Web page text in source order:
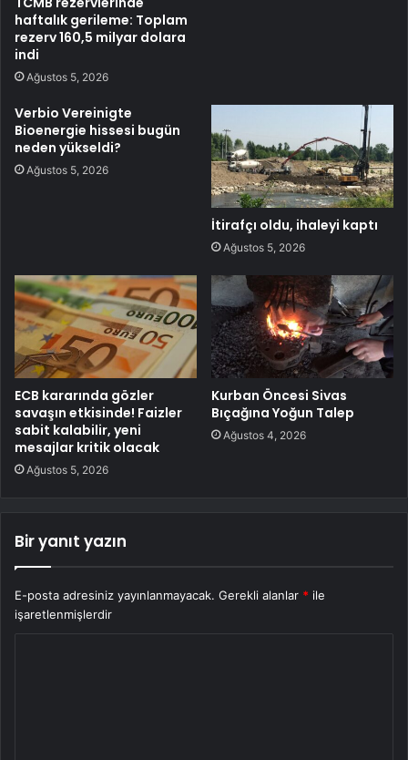
haftalık gerileme: Toplam
rezerv 160,5 milyar dolara
indi
Ağustos 5, 2026
Verbio Vereinigte
Bioenergie hissesi bugün
neden yükseldi?
Ağustos 5, 2026
İtirafçı oldu, ihaleyi kaptı
Ağustos 5, 2026
ECB kararında gözler
savaşın etkisinde! Faizler
sabit kalabilir, yeni
mesajlar kritik olacak
Ağustos 5, 2026
Kurban Öncesi Sivas
Bıçağına Yoğun Talep
Ağustos 4, 2026
Bir yanıt yazın
E-posta adresiniz yayınlanmayacak. Gerekli alanlar * ile
işaretlenmişlerdir